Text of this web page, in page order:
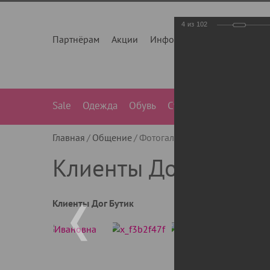
Партнёрам Акции Инфо
Sale Одежда Обувь Сумки
Главная Общение Фотогалерея
Клиенты Дог Бутик
Клиенты Дог Бутик
4 из 102